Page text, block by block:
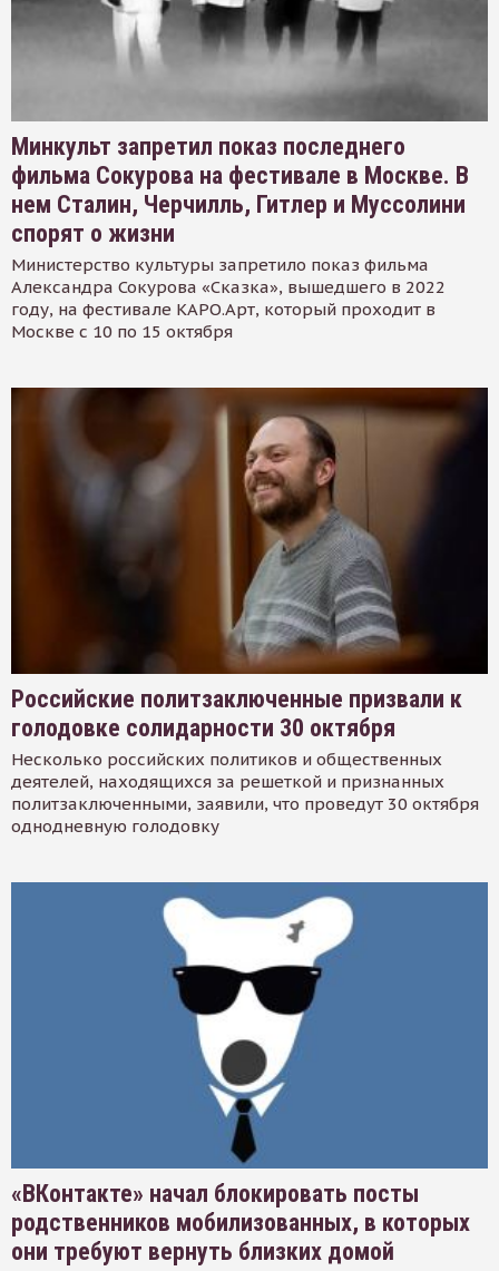
Минкульт запретил показ последнего
фильма Сокурова на фестивале в Москве. В
нем Сталин, Черчилль, Гитлер и Муссолини
спорят о жизни
Министерство культуры запретило показ фильма
Александра Сокурова «Сказка», вышедшего в 2022
году, на фестивале КАРО.Арт, который проходит в
Москве с 10 по 15 октября
Российские политзаключенные призвали к
голодовке солидарности 30 октября
Несколько российских политиков и общественных
деятелей, находящихся за решеткой и признанных
политзаключенными, заявили, что проведут 30 октября
однодневную голодовку
«ВКонтакте» начал блокировать посты
родственников мобилизованных, в которых
они требуют вернуть близких домой